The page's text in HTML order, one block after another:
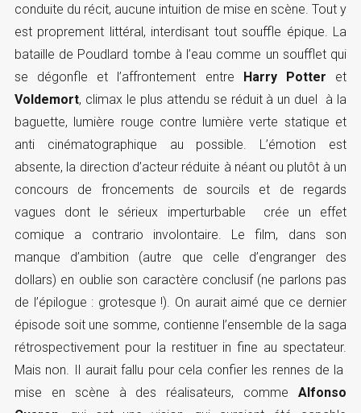
conduite du récit, aucune intuition de mise en scène. Tout y
est proprement littéral, interdisant tout souffle épique. La
bataille de Poudlard tombe à l’eau comme un soufflet qui
se dégonfle et l’affrontement entre Harry Potter et
Voldemort, climax le plus attendu se réduit à un duel à la
baguette, lumière rouge contre lumière verte statique et
anti cinématographique au possible. L’émotion est
absente, la direction d’acteur réduite à néant ou plutôt à un
concours de froncements de sourcils et de regards
vagues dont le sérieux imperturbable crée un effet
comique a contrario involontaire. Le film, dans son
manque d’ambition (autre que celle d’engranger des
dollars) en oublie son caractère conclusif (ne parlons pas
de l’épilogue : grotesque !). On aurait aimé que ce dernier
épisode soit une somme, contienne l’ensemble de la saga
rétrospectivement pour la restituer in fine au spectateur.
Mais non. Il aurait fallu pour cela confier les rennes de la
mise en scène à des réalisateurs, commeAlfonso